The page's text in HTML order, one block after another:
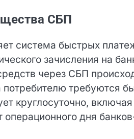
система быстрых
зачисления на
через СБП
требуются
круглосуточно,
Заполните форму для